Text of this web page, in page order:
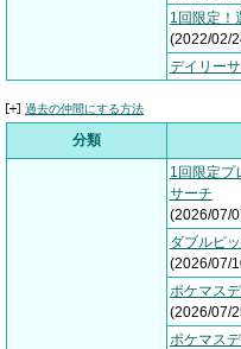
1回限定！
(2022/02/
デイリー
過去の仲間にする方法
分類
1回限定プ
サーチ
(2026/07/
ダブルピ
(2026/07/
ポケマス
(2026/07/
ポケマス